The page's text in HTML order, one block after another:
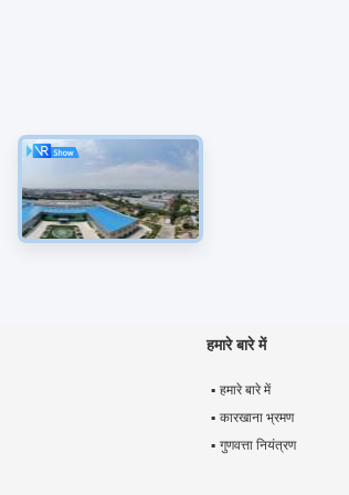
हमारे बारे में
हमारे बारे में
कारखाना भ्रमण
गुणवत्ता नियंत्रण